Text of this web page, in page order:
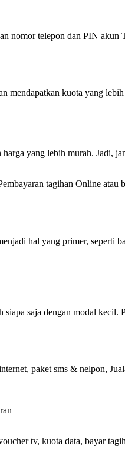
nomor telepon dan PIN akun
mendapatkan kuota yang
yang lebih murah. Jadi,
tagihan Online atau
hal yang primer, seperti
saja dengan modal kecil.
paket sms & nelpon,
tv, kuota data, bayar